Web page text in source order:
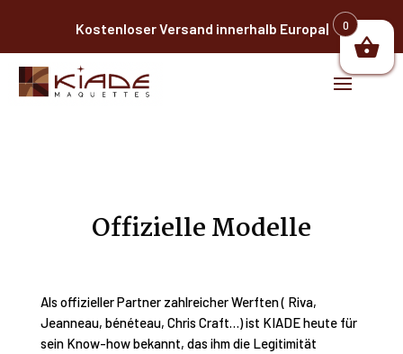
Kostenloser Versand innerhalb E|
Offizielle Modelle
Als offizieller Partner zahlreicher Werften ( Riva,
Jeanneau, bénéteau, Chris Craft…) ist KIADE heute für
sein Know-how bekannt, das ihm die Legitimität
0